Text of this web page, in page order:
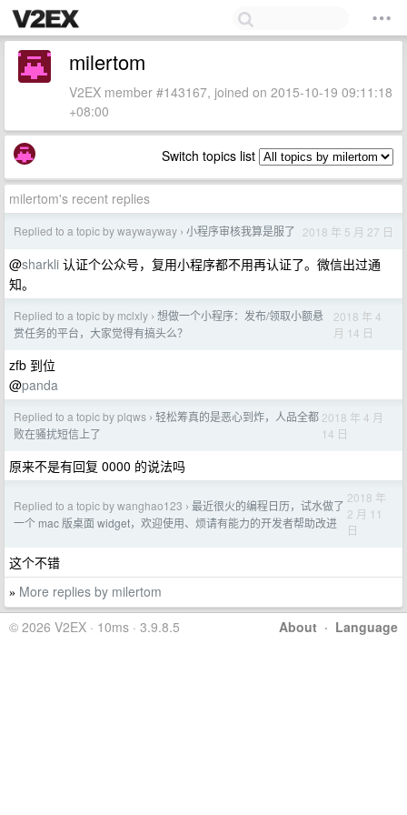
milertom
V2EX member #143167, joined on 2015-10-19 09:11:18
+08:00
Switch topics list
milertom's recent replies
Replied to a topic by waywayway › 小程序审核我算是服了 2018 年 5 月 27 日
@sharkli 认证个公众号，复用小程序都不用再认证了。微信出过通
知。
Replied to a topic by mclxly › 想做一个小程序：发布/领取小额悬
赏任务的平台，大家觉得有搞头么？
2018 年 4
月 14 日
zfb 到位
@panda
Replied to a topic by plqws › 轻松筹真的是恶心到炸，人品全都
败在骚扰短信上了
2018 年 4 月
14 日
原来不是有回复 0000 的说法吗
Replied to a topic by wanghao123 › 最近很火的编程日历，试水做了
一个 mac 版桌面 widget，欢迎使用、烦请有能力的开发者帮助改进
2018 年
2 月 11
日
这个不错
» More replies by milertom
About · Language
© 2026 V2EX · 10ms · 3.9.8.5